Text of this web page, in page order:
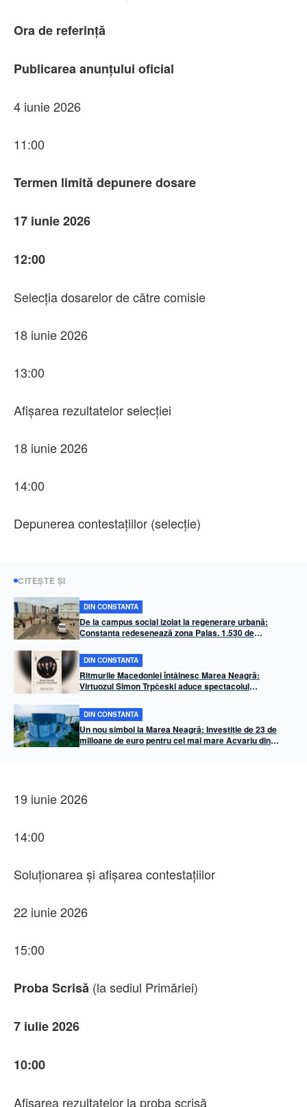
Ora de referință
Publicarea anunțului oficial
4 iunie 2026
11:00
Termen limită depunere dosare
17 iunie 2026
12:00
Selecția dosarelor de către comisie
18 iunie 2026
13:00
Afișarea rezultatelor selecției
18 iunie 2026
14:00
Depunerea contestațiilor (selecție)
CITEȘTE ȘI
DIN CONSTANTA
De la campus social izolat la regenerare urbană:
Constanța redesenează zona Palas. 1.530 de
„ghetoizării”
DIN CONSTANTA
Ritmurile Macedoniei întâlnesc Marea Neagră:
Virtuozul Simon Trpčeski aduce spectacolul
DIN CONSTANTA
Un nou simbol la Marea Neagră: Investiție de 23 de
milioane de euro pentru cel mai mare Acvariu din
19 iunie 2026
14:00
Soluționarea și afișarea contestațiilor
22 iunie 2026
15:00
Proba Scrisă (la sediul Primăriei)
7 iulie 2026
10:00
Afișarea rezultatelor la proba scrisă